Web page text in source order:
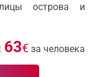
острова и
63€ за человека